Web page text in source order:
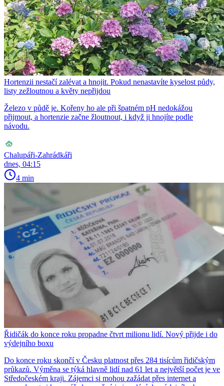
Hortenzii nestačí zalévat a hnojit. Pokud nenastavíte kyselost půdy,
listy zežloutnou a květy nepřijdou
Železo v půdě je. Kořeny ho ale při špatném pH nedokážou
přijmout, a hortenzie začne žloutnout, i když ji hnojíte podle
návodu.
Chalupáři-Zahrádkáři
dnes, 04:15
4 min
Řidičák do konce roku propadne čtvrt milionu lidí. Nový přijde i do
výdejního boxu
Do konce roku skončí v Česku platnost přes 284 tisícům řidičským
průkazů. Výměna se týká hlavně lidí nad 61 let a největší počet je ve
Středočeském kraji. Zájemci si mohou zažádat přes internet a